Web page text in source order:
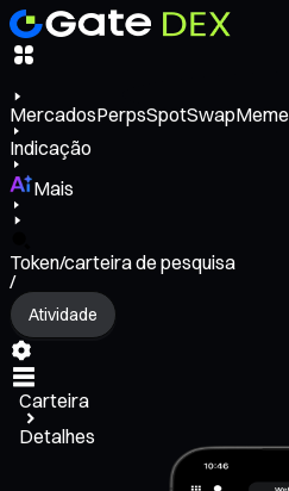
MercadosPerpsSpotSwapMeme
Indicação
Mais
Token/carteira de pesquisa
/
Atividade
Carteira
Detalhes